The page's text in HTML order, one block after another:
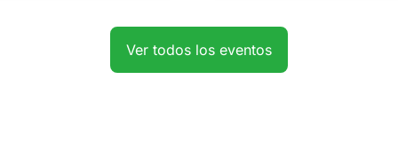
Ver todos los eventos